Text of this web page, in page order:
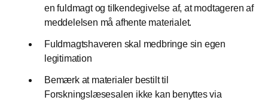
en fuldmagt og tilkendegivelse af, at modtageren af
meddelelsen må afhente materialet.
Fuldmagtshaveren skal medbringe sin egen
legitimation
Bemærk at materialer bestilt til
Forskningslæsesalen ikke kan benyttes via